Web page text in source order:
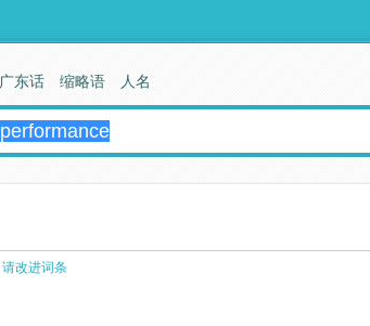
请改进词条
广东话 缩略语 人名